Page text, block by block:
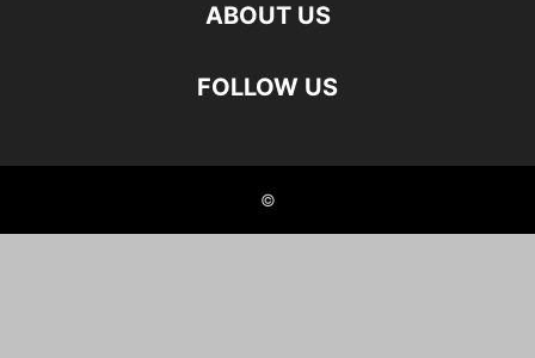
ABOUT US
FOLLOW US
©